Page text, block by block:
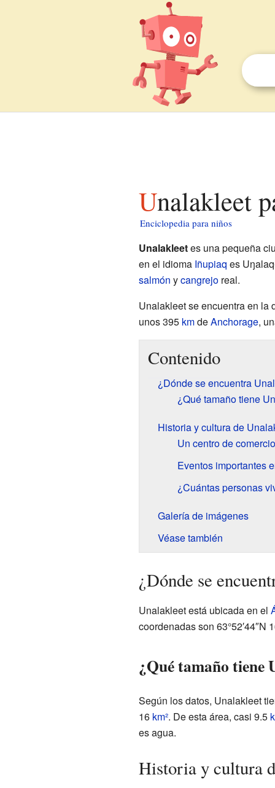
Unalakleet
Enciclopedia para niños
Unalakleetes una pequeña
en el idioma Iñupiaq es
salmón ycangrejoreal.
Unalakleet se encuentra en la
unos 395 kmdeAnchorage,
Contenido
¿Dónde se encuentra
¿Qué tamaño tiene
Historia y cultura de
Un centro de
Eventos importantes
¿Cuántas personas
Galería de imágenes
Véase también
¿Dónde se
Unalakleet está ubicada en el
coordenadas son 63°52′44″N
¿Qué tamaño tiene
Según los datos, Unalakleet
16 km². De esta área, casi 9.5
es agua.
Historia y cultura